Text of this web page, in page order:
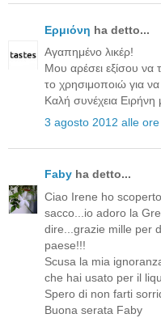
Ερμιόνη ha detto...
Αγαπημένο λικέρ!
Μου αρέσει εξίσου
το χρησιμοποιώ για
Καλή συνέχεια Ειρήνη
3 agosto 2012 alle
Faby ha detto...
Ciao Irene ho
sacco...io adoro la
dire...grazie mille per
paese!!!
Scusa la mia
che hai usato per il
Spero di non farti
Buona serata Faby